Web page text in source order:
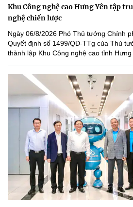
Khu Công nghệ cao Hưng Yên tập
nghệ chiến lược
Ngày 06/8/2026 Phó Thủ tướng Chính
Quyết định số 1499/QĐ-TTg của Thủ
thành lập Khu Công nghệ cao tỉnh Hưng